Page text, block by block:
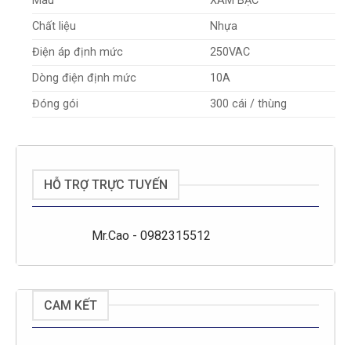
Chất liệu
Nhựa
Điện áp định mức
250VAC
Dòng điện định mức
10A
Đóng gói
300 cái / thùng
HỖ TRỢ TRỰC TUYẾN
Mr.Cao - 0982315512
CAM KẾT